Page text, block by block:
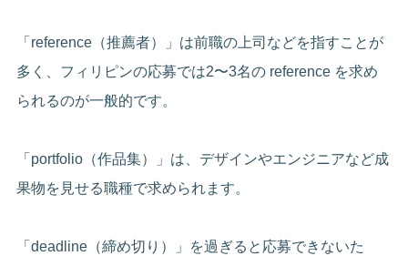
「reference（推薦者）」は前職の上司などを指すことが
多く、フィリピンの応募では2〜3名の reference を求め
られるのが一般的です。
「portfolio（作品集）」は、デザインやエンジニアなど成
果物を見せる職種で求められます。
「deadline（締め切り）」を過ぎると応募できないた